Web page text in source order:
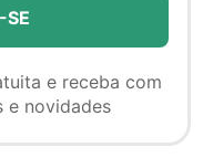
e receba com
e novidades